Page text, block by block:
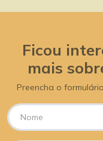
Ficou
mais
Preencha o